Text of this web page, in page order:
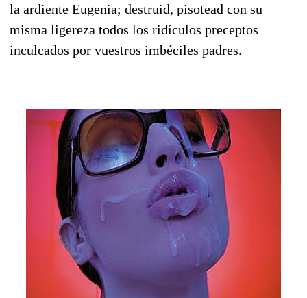
la ardiente Eugenia; destruid, pisotead con su
misma ligereza todos los ridículos preceptos
inculcados por vuestros imbéciles padres.